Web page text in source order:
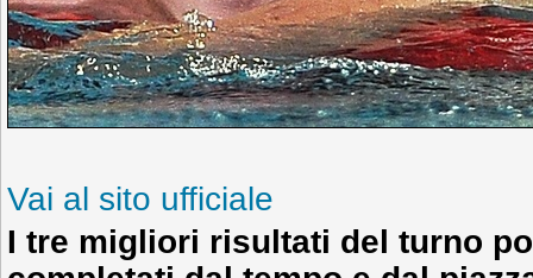
Vai al sito ufficiale
I tre migliori risultati del turno